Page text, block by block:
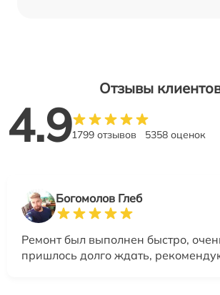
Отзывы
4.91799 отзывов 5358 оценок
Богомолов Глеб
Ремонт был выполнен быстро,
пришлось долго ждать,